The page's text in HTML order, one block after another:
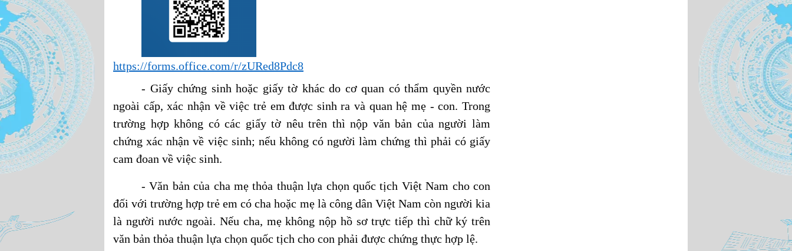
https://forms.office.com/r/zURed8Pdc8
- Giấy chứng sinh hoặc giấy tờ khác do cơ quan có thẩm quyền nước
ngoài cấp, xác nhận về việc trẻ em được sinh ra và quan hệ mẹ - con. Trong
trường hợp không có các giấy tờ nêu trên thì nộp văn bản của người làm
chứng xác nhận về việc sinh; nếu không có người làm chứng thì phải có giấy
cam đoan về việc sinh.
- Văn bản của cha mẹ thỏa thuận lựa chọn quốc tịch Việt Nam cho con
đối với trường hợp trẻ em có cha hoặc mẹ là công dân Việt Nam còn người kia
là người nước ngoài. Nếu cha, mẹ không nộp hồ sơ trực tiếp thì chữ ký trên
văn bản thỏa thuận lựa chọn quốc tịch cho con phải được chứng thực hợp lệ.